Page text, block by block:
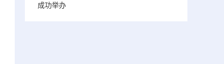
成功举办